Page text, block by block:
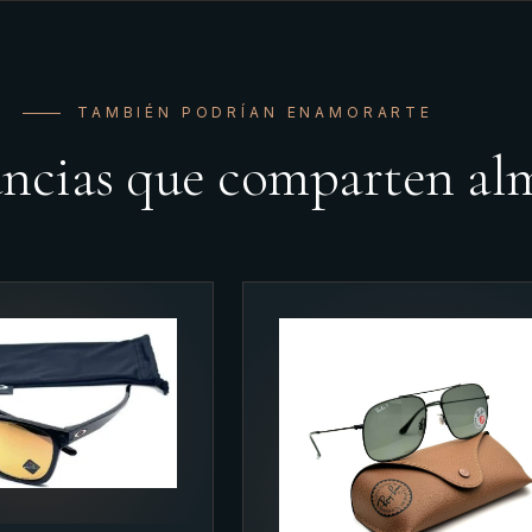
TAMBIÉN PODRÍAN ENAMORARTE
que comparten